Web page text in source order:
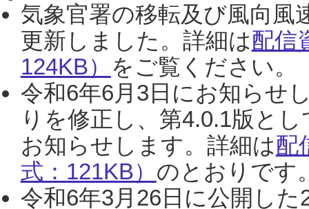
気象官署の移転及び風向風
更新しました。詳細は配信
124KB） をご覧ください。
令和6年6月3日にお知らせ
りを修正し、第4.0.1版と
お知らせします。詳細は配
式：121KB） のとおりです
令和6年3月26日に公開し